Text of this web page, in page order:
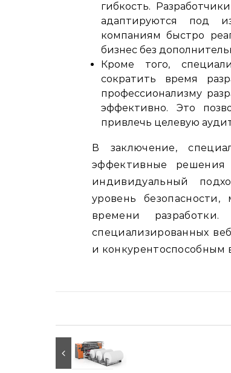
гибкость.
адаптируются под
компаниям быстро
бизнес без
Кроме того,
сократить время
профессионализму
эффективно. Это
привлечь целевую
В заключение,
эффективные
индивидуальный
уровень
времени
специализированных
и